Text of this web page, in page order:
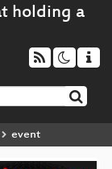
event